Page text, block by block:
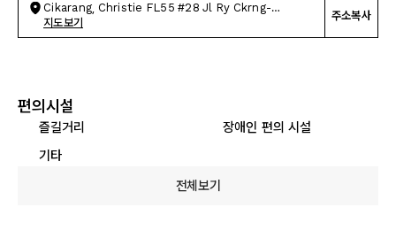
Cikarang, Christie FL55 #28 Jl Ry Ckrng-
Cibarusah
지도보기
주소복사
편의시설
즐길거리
장애인 편의 시설
기타
전체보기